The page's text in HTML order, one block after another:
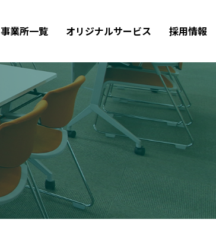
事業所一覧 オリジナルサービス 採用情報